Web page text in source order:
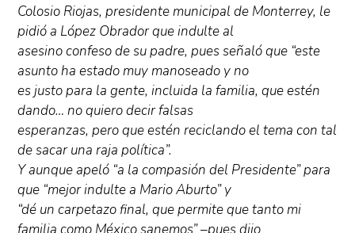
Colosio Riojas, presidente municipal de Monterrey, le
pidió a López Obrador que indulte al
asesino confeso de su padre, pues señaló que “este
asunto ha estado muy manoseado y no
es justo para la gente, incluida la familia, que estén
dando… no quiero decir falsas
esperanzas, pero que estén reciclando el tema con tal
de sacar una raja política”.
Y aunque apeló “a la compasión del Presidente” para
que “mejor indulte a Mario Aburto” y
“dé un carpetazo final, que permite que tanto mi